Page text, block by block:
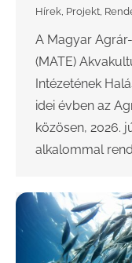
Hírek, Projekt,
A Magyar
(MATE)
Intézetének
idei évben az
közösen, 2026.
alkalommal